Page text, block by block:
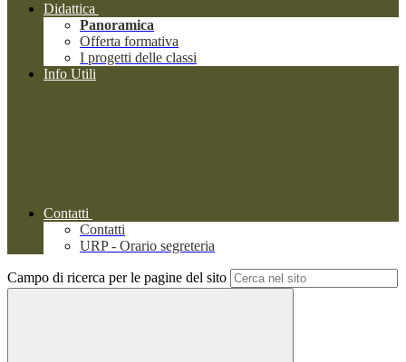
Didattica
Panoramica
Offerta formativa
I progetti delle classi
Info Utili
Contatti
Contatti
URP - Orario segreteria
Campo di ricerca per le pagine del sito